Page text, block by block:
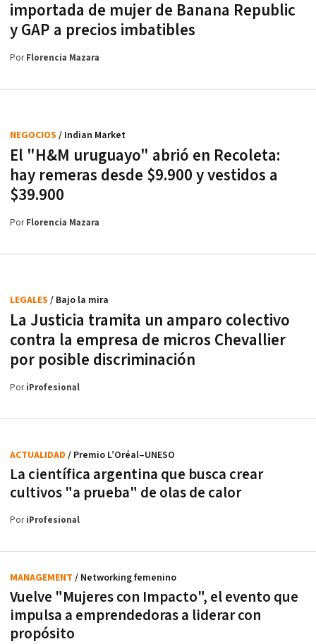
importada de mujer de Banana Republic
y GAP a precios imbatibles
PorFlorencia Mazara
El "H&M uruguayo" abrió en Recoleta:
hay remeras desde $9.900 y vestidos a
$39.900
NEGOCIOS / Indian Market
PorFlorencia Mazara
La Justicia tramita un amparo colectivo
contra la empresa de micros Chevallier
por posible discriminación
LEGALES / Bajo la mira
PoriProfesional
La científica argentina que busca crear
cultivos "a prueba" de olas de calor
ACTUALIDAD / Premio L’Oréal–UNESO
PoriProfesional
Vuelve "Mujeres con Impacto", el evento que
impulsa a emprendedoras a liderar con
propósito
MANAGEMENT / Networking femenino